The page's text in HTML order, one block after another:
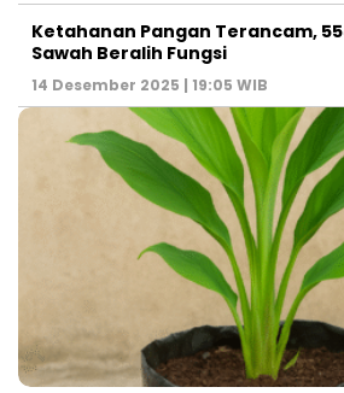
Ketahanan Pangan Terancam,
Sawah Beralih Fungsi
14 Desember 2025 | 19:05 WIB